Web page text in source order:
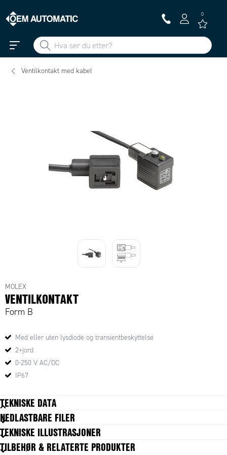
0
Ventilkontakt med kabel
MOLEX
VENTILKONTAKT
Form B
Med eller uten lysdiode og transientbeskyttelse
2+jord
0-250 V AC/DC
IP67
TEKNISKE DATA
Driftspenning
Farge hus Svart
NEDLASTBARE FILER
TEKNISKE ILLUSTRASJONER
TILBEHØR & RELATERTE PRODUKTER